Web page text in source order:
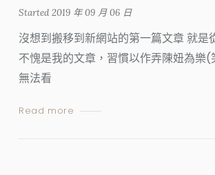
Started2019 年 09 月 06 日
沒想到搬移到新網站的第一篇文章 就是
不愧是我的文章，習慣以作弄陳妞為樂
無法看
Read more